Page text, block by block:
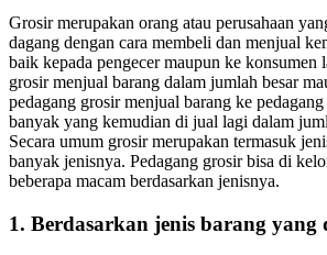
Grosir merupakan orang atau perusahaan
dagang dengan cara membeli dan menjual
baik kepada pengecer maupun ke konsumen
grosir menjual barang dalam jumlah besar
pedagang grosir menjual barang ke
banyak yang kemudian di jual lagi dalam
Secara umum grosir merupakan termasuk
banyak jenisnya. Pedagang grosir bisa di
beberapa macam berdasarkan jenisnya.
1. Berdasarkan jenis barang yang